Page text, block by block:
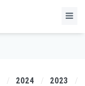
2024
2023